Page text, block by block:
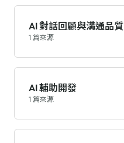
AI 對話回顧與溝通品質
1 篇來源
AI 輔助開發
1 篇來源